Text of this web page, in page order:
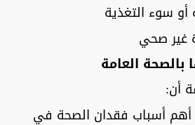
أو سوء التغذية
غير صحي
العامة
أن:
أسباب فقدان الصحة في